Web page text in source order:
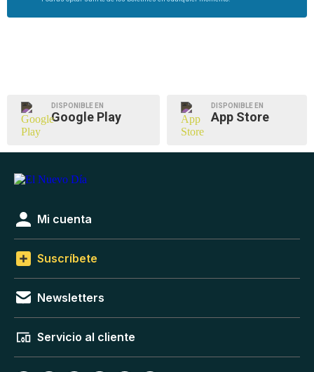
DISPONIBLE EN
Google Play
DISPONIBLE EN
App Store
Mi cuenta
Suscríbete
Newsletters
Servicio al cliente